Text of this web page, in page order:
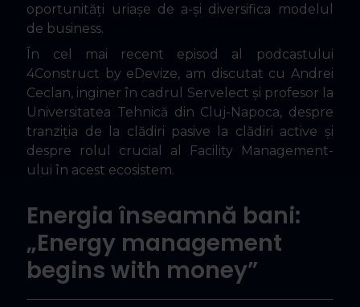
oportunități uriașe de a-și diversifica modelul
de business.
În cel mai recent episod al podcastului
4Construct by eDevize, am discutat cu Andrei
Ceclan, inginer în cadrul Servelect și profesor la
Universitatea Tehnică din Cluj-Napoca, despre
tranziția de la clădiri pasive la clădiri active și
despre rolul crucial al Facility Management-
ului în acest ecosistem.
Energia înseamnă bani:
„Energy management
begins with money”